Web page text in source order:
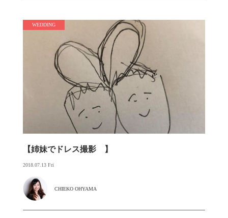
WEDDING
【姉妹でドレス撮影 】
2018.07.13 Fri
CHIEKO OHYAMA